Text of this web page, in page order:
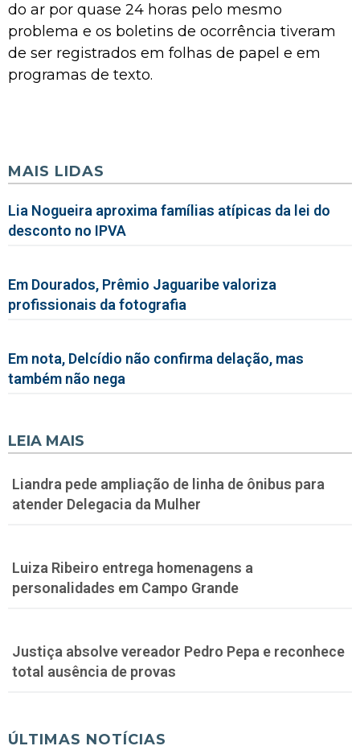
do ar por quase 24 horas pelo mesmo
problema e os boletins de ocorrência tiveram
de ser registrados em folhas de papel e em
programas de texto.
MAIS LIDAS
Lia Nogueira aproxima famílias atípicas da lei do
desconto no IPVA
Em Dourados, Prêmio Jaguaribe valoriza
profissionais da fotografia
Em nota, Delcídio não confirma delação, mas
também não nega
LEIA MAIS
Liandra pede ampliação de linha de ônibus para
atender Delegacia da Mulher
Luiza Ribeiro entrega homenagens a
personalidades em Campo Grande
Justiça absolve vereador Pedro Pepa e reconhece
total ausência de provas
ÚLTIMAS NOTÍCIAS